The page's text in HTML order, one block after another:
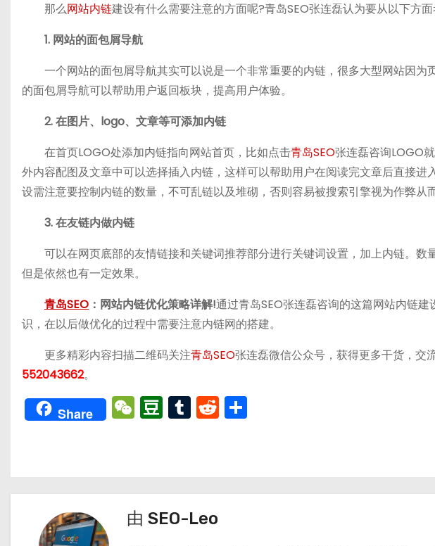
那么网站内链建设有什么需要注意的方面呢?青岛SEO张连磊认为要从以下方
1. 网站的面包屑导航
一个网站的面包屑导航其实可以说是一个非常重要的内链，很多大型网站因为
的面包屑导航可以帮助用户返回板块，提高用户体验。
2. 在图片、logo、文章等可添加内链
在首页LOGO处添加内链指向网站首页，比如点击青岛SEO张连磊咨询LOGO
外内容配图及文章中可以选择插入内链，这样可以帮助用户在阅读完文章后直接
设需注意要控制内链的数量，不可乱链以及堆砌，否则容易被搜索引擎视为作弊从而
3. 在友链内做内链
可以在网页底部的友情链接和关键词推荐部分进行关键词设置，加上内链。数
但是依然也有一定效果。
青岛SEO ：网站内链优化策略详解!通过青岛SEO张连磊咨询的这篇网站内链
识，在以后做优化的过程中需要注意内链网的搭建。
更多精彩内容扫描二维码关注青岛SEO张连磊微信公众号，获得更多干货，交
552043662。
Share W
e
a
t
D
o
a
n
T
u
r
R
e
t
由 SEO-Leo